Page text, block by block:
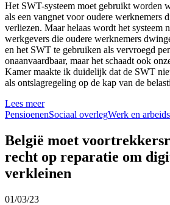
Het SWT-systeem moet gebruikt worden
als een vangnet voor oudere
verliezen. Maar helaas wordt het systeem
werkgevers die oudere werknemers
en het SWT te gebruiken als vervroegd
onaanvaardbaar, maar het schaadt ook
Kamer maakte ik duidelijk dat de SWT
als ontslagregeling op de kap van de
Lees meer
PensioenenSociaal overlegWerk en
België moet
recht op reparatie om
verkleinen
01/03/23